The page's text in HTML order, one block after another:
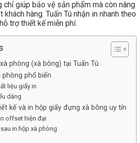
giúp bảo vệ sản phẩm mà còn nâng
hàng. Tuấn Tú nhận in nhanh theo
trợ thiết kế miễn phí.
phòng (xà bông) tại Tuấn Tú
phòng phổ biến
liệu giấy in
dáng
kế và in hộp giấy đựng xà bông uy tín
offset hiện đại
in hộp xà phòng